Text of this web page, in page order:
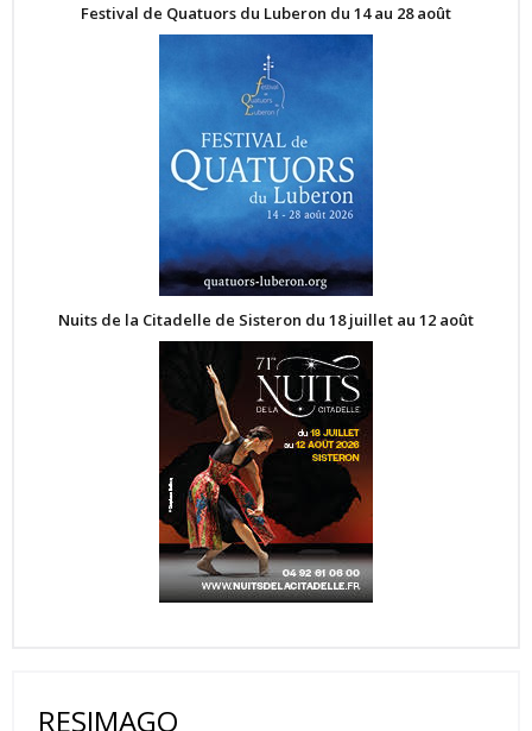
Festival de Quatuors du Luberon du 14 au 28 août
Nuits de la Citadelle de Sisteron du 18 juillet au 12 août
RESIMAGO